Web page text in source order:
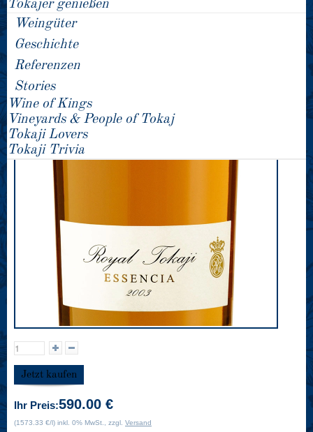
Tokajer genießen
Weingüter
Geschichte
Referenzen
Stories
Wine of Kings
Vineyards & People of Tokaj
Tokaji Lovers
Tokaji Trivia
Ihr Preis:590.00 €
(1573.33 €/l) inkl. 0% MwSt., zzgl. Versand